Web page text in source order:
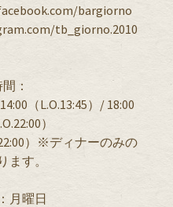
bargiorno
tb_giorno.2010
：
（L.O.13:45）/ 18:00
）
）※ディナーのみの
ます。
月曜日